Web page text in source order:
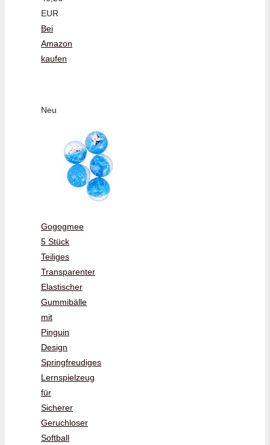
EUR
Bei
Amazon
kaufen
Neu
Gogogmee
5 Stück
Teiliges
Transparenter
Elastischer
Gummibälle
mit
Pinguin
Design
Springfreudiges
Lernspielzeug
für
Sicherer
Geruchloser
Softball